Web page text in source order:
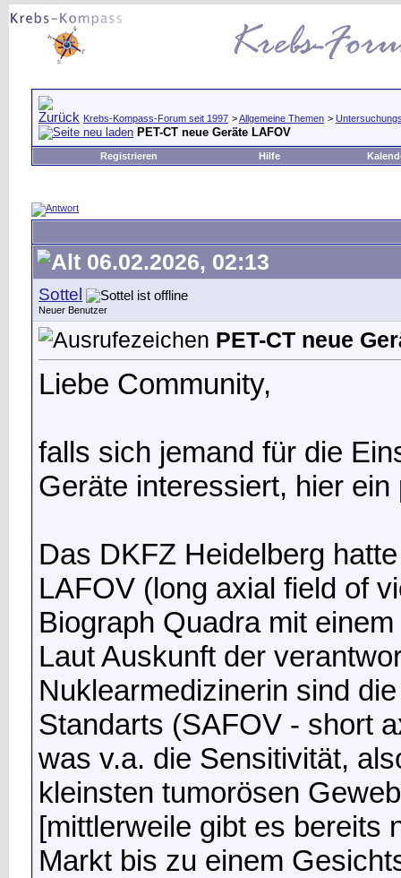
Krebs-Kompass-Forum seit 1997 >Allgemeine Themen >
PET-CT neue Geräte LAFOV
Registrieren Hilfe
06.02.2026, 02:13
Sottel
Neuer Benutzer
PET-CT neue
Liebe Community,
falls sich jemand für die
Geräte interessiert, hier
Das DKFZ Heidelberg
LAFOV (long axial field of
Biograph Quadra mit
Laut Auskunft der
Nuklearmedizinerin sind
Standarts (SAFOV - short
was v.a. die Sensitivität,
kleinsten tumorösen
[mittlerweile gibt es bereits
Markt bis zu einem